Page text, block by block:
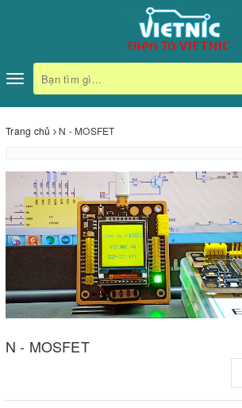
Toggle
navigation
Trang chủ N - MOSFET
N - MOSFET